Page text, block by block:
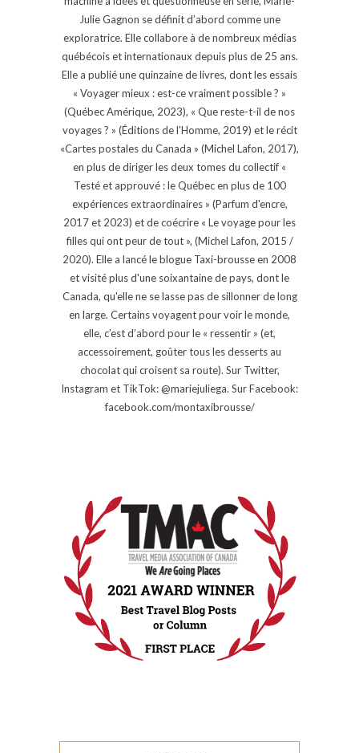
Julie Gagnon se définit d’abord comme une
exploratrice. Elle collabore à de nombreux médias
québécois et internationaux depuis plus de 25 ans.
Elle a publié une quinzaine de livres, dont les essais
« Voyager mieux : est-ce vraiment possible ? »
(Québec Amérique, 2023), « Que reste-t-il de nos
voyages ? » (Éditions de l'Homme, 2019) et le récit
«Cartes postales du Canada » (Michel Lafon, 2017),
en plus de diriger les deux tomes du collectif «
Testé et approuvé : le Québec en plus de 100
expériences extraordinaires » (Parfum d'encre,
2017 et 2023) et de coécrire « Le voyage pour les
filles qui ont peur de tout », (Michel Lafon, 2015 /
2020). Elle a lancé le blogue Taxi-brousse en 2008
et visité plus d'une soixantaine de pays, dont le
Canada, qu'elle ne se lasse pas de sillonner de long
en large. Certains voyagent pour voir le monde,
elle, c’est d’abord pour le « ressentir » (et,
accessoirement, goûter tous les desserts au
chocolat qui croisent sa route). Sur Twitter,
Instagram et TikTok: @mariejuliega. Sur Facebook:
facebook.com/montaxibrousse/